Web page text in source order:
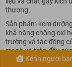
thương.
Sản phẩm kem
khả năng chống oxi
trường và tác động
mạnh và tràn đầy
Kênh người